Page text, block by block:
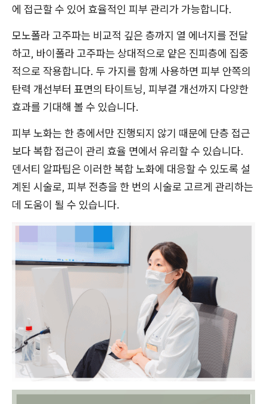
에 접근할 수 있어 효율적인 피부 관리가 가능합니다.
모노폴라 고주파는 비교적 깊은 층까지 열 에너지를 전달
하고, 바이폴라 고주파는 상대적으로 얕은 진피층에 집중
적으로 작용합니다. 두 가지를 함께 사용하면 피부 안쪽의
탄력 개선부터 표면의 타이트닝, 피부결 개선까지 다양한
효과를 기대해 볼 수 있습니다.
피부 노화는 한 층에서만 진행되지 않기 때문에 단층 접근
보다 복합 접근이 관리 효율 면에서 유리할 수 있습니다.
덴서티 알파팁은 이러한 복합 노화에 대응할 수 있도록 설
계된 시술로, 피부 전층을 한 번의 시술로 고르게 관리하는
데 도움이 될 수 있습니다.